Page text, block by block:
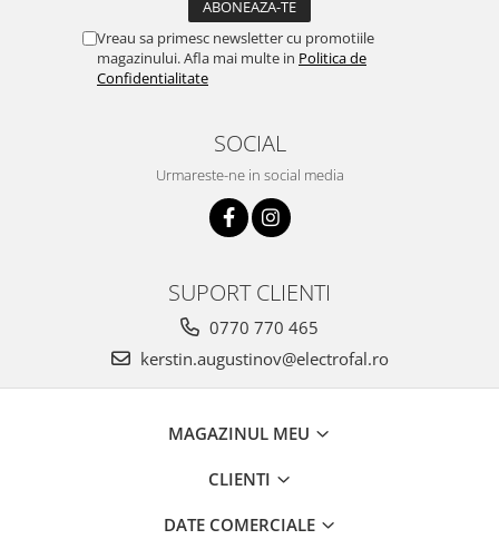
Vreau sa primesc newsletter cu promotiile
magazinului. Afla mai multe in Politica de
Confidentialitate
SOCIAL
Urmareste-ne in social media
SUPORT CLIENTI
0770 770 465
kerstin.augustinov@electrofal.ro
MAGAZINUL MEU
CLIENTI
DATE COMERCIALE